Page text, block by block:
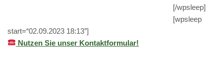
[/wpsleep]
[wpsleep
start=“02.09.2023 18:13″]
Nutzen Sie unser Kontaktformular!